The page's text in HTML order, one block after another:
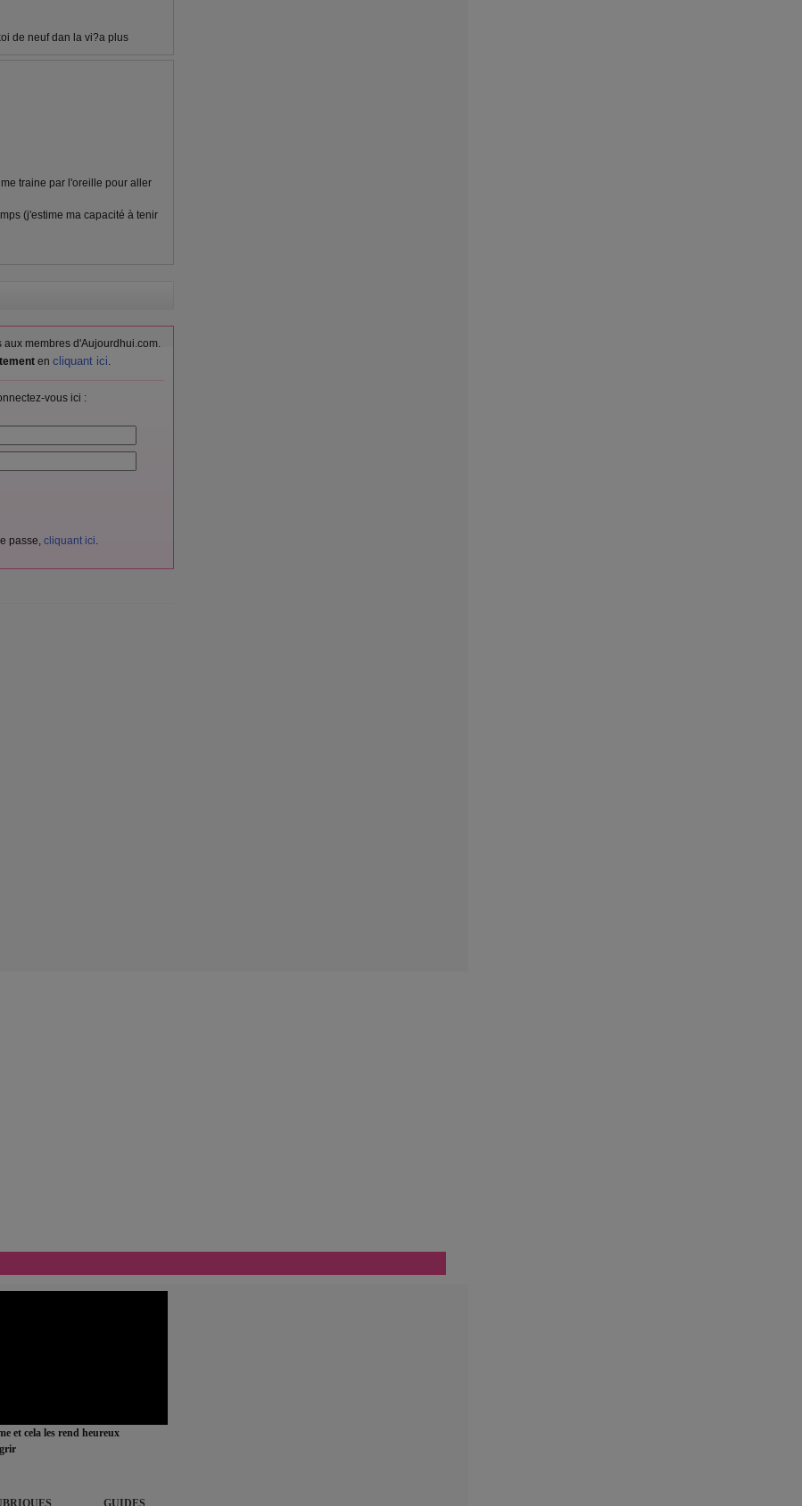
de neuf dan la vi?a plus
traine par l'oreille pour aller
(j'estime ma capacité à tenir
aux membres d'Aujourdhui.com.
en cliquant ici.
vous ici :
passe, cliquant ici.
et cela les rend heureux
GUIDES